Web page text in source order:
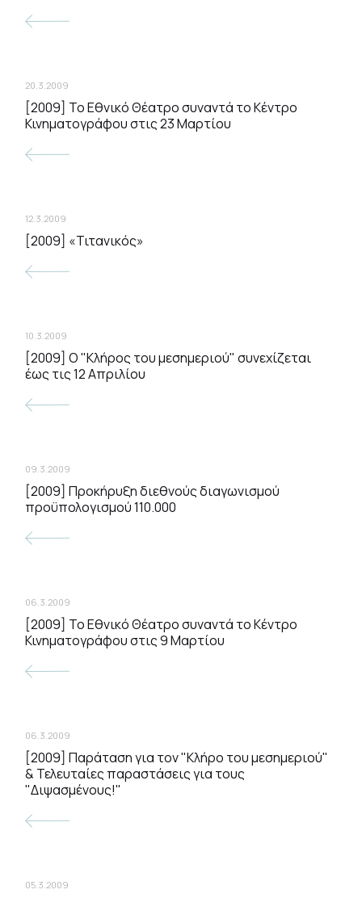
20.3.2009
[2009] To Εθνικό Θέατρο συναντά το Κέντρο
Κινηματογράφου στις 23 Μαρτίου
12.3.2009
[2009] «Τιτανικός»
10.3.2009
[2009] Ο "Κλήρος του μεσημεριού" συνεχίζεται
έως τις 12 Απριλίου
09.3.2009
[2009] Προκήρυξη διεθνούς διαγωνισμού
προϋπολογισμού 110.000 
06.3.2009
[2009] To Εθνικό Θέατρο συναντά το Κέντρο
Κινηματογράφου στις 9 Μαρτίου
06.3.2009
[2009] Παράταση για τον "Κλήρο του μεσημεριού"
& Τελευταίες παραστάσεις για τους
"Διψασμένους!"
05.3.2009